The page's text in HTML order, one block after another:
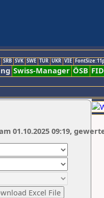
SRB SVK SWE TUR UKR VIE
Swiss-Manager ÖSB
01.10.2025 09:19,